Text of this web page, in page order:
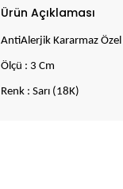
Ürün Açıklaması
AntiAlerjik Kararmaz Özel
Ölçü : 3 Cm
Renk : Sarı (18K)